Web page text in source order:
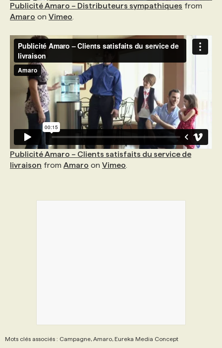
Publicité Amaro – Distributeurs sympathiques from
Amaro on Vimeo
Publicité Amaro – Clients satisfaits du service de
livraison from Amaro on Vimeo
Mots clés associés : Campagne, Amaro, Eureka Media Concept